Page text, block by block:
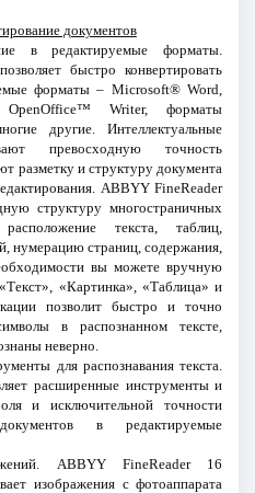
документов
в редактируемые форматы.
быстро конвертировать
форматы – Microsoft® Word,
Writer, форматы
другие. Интеллектуальные
превосходную точность
разметку и структуру документа
ABBYY FineReader
структуру многостраничных
текста, таблиц,
нумерацию страниц, содержания,
вы можете вручную
«Картинка», «Таблица» и
позволит быстро и точно
в распознанном тексте,
неверно.
для распознавания текста.
расширенные инструменты и
и исключительной точности
документов в редактируемые
ABBYY FineReader 16
изображения с фотоаппарата